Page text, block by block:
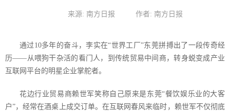
来源: 南方日报 作者: 南方日报
通过 10多年的奋斗，李实在“世界工厂”东莞拼搏出了一段传奇经
历——从喂狗干杂活的看门人，到传统贸易中间商，转身蜕变成产业
互联网平台的明星企业掌舵者。
花边行业贸易商赖世军笑称自己原来是东莞“餐饮娱乐业的大客
户”，经常在酒桌上成交订单。在互联网春风来临时，赖世军不仅彻底